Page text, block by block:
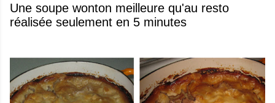
Une soupe wonton meilleure qu'au resto
réalisée seulement en 5 minutes